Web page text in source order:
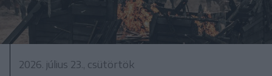
2026. július 23., csütörtök